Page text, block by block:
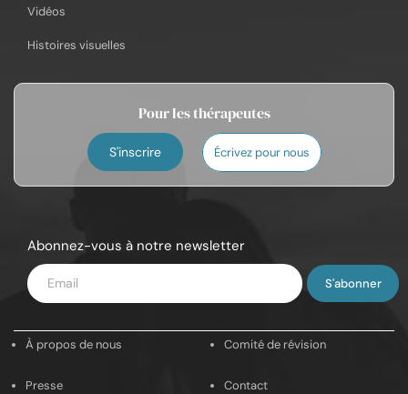
Vidéos
Histoires visuelles
Pour les thérapeutes
S'inscrire Écrivez pour nous
Abonnez-vous à notre newsletter
Saisissez
votre
mail
À propos de nous Comité de révision
Presse Contact